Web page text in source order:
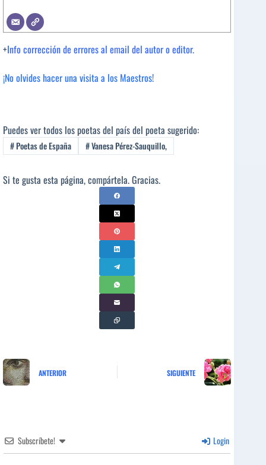
+Info corrección de errores al email del autor o editor.
¡No olvides hacer una visita a los Maestros!
Puedes ver todos los poetas del país del poeta sugerido:
#Poetas de España #Vanesa Pérez-Sauquillo,
Si te gusta esta página, compártela. Gracias.
ANTERIOR SIGUIENTE
Subscríbete! Login